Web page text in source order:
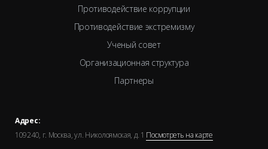
Противодействие коррупции
Противодействие экстремизму
Ученый совет
Организационная структура
Партнеры
Адрес:
109240, г. Москва, ул. Николоямская, д. 1 Посмотреть на карте